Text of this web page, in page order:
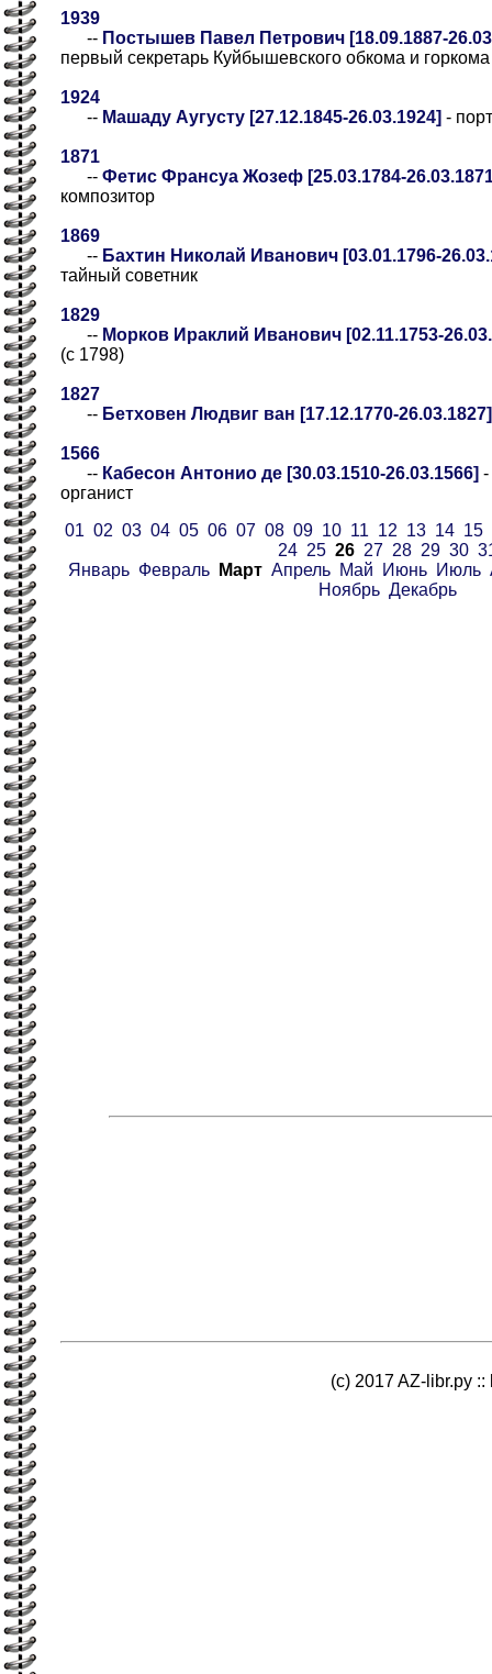
1939
-- Постышев Павел Петрович [18.09.1887-
первый секретарь Куйбышевского обкома и
1924
-- Машаду Аугусту [27.12.1845-26.03.1924] -
1871
-- Фетис Франсуа Жозеф [25.03.1784-
композитор
1869
-- Бахтин Николай Иванович [03.01.1796-
тайный советник
1829
-- Морков Ираклий Иванович [02.11.1753-
(с 1798)
1827
-- Бетховен Людвиг ван [17.12.1770-26.03.1827]
1566
-- Кабесон Антонио де [30.03.1510-26.03.1566] -
органист
01 02 03 04 05 06 07 08 09 10 11 12 13 14 15
24 25 26 27 28 29 30
Январь Февраль Март Апрель Май Июнь Июль
Ноябрь Декабрь
(c) 2017 AZ-libr.ру ::